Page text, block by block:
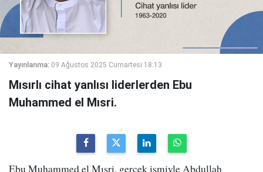
Yayınlanma: 09 Ağustos 2025 Cumartesi 18:13
Mısırlı cihat yanlısı liderlerden Ebu
Muhammed el Mısri.
Ebu Muhammed el Mısri, gerçek ismiyle Abdullah